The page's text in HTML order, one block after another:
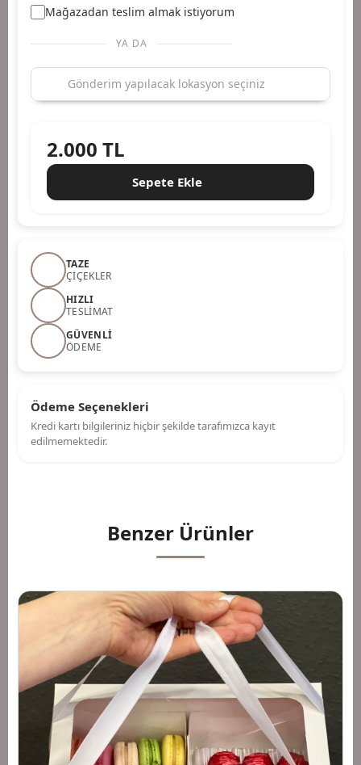
Mağazadan teslim almak istiyorum
YA DA
2.000 TL
Sepete Ekle
TAZE
ÇIÇEKLER
HIZLI
TESLIMAT
GÜVENLI
ÖDEME
Ödeme Seçenekleri
Kredi kartı bilgileriniz hiçbir şekilde tarafımızca kayıt
edilmemektedir.
Benzer Ürünler